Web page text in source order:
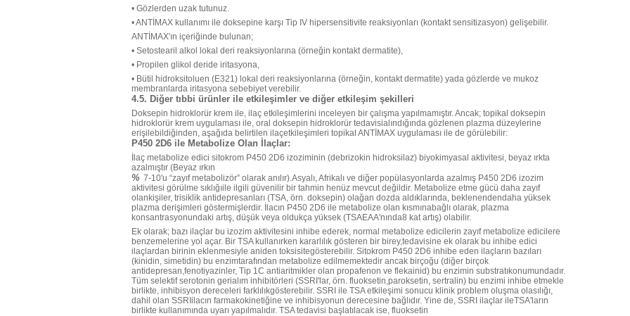
• Gözlerden uzak tutunuz.
• ANTİMAX kullanımı ile doksepine karşı Tip IV hipersensitivite reaksiyonları (kontakt sensitizasyon) gelişebilir.
ANTİMAX'ın içeriğinde bulunan;
• Setostearil alkol lokal deri reaksiyonlarına (örneğin kontakt dermatite),
• Propilen glikol deride iritasyona,
• Bütil hidroksitoluen (E321) lokal deri reaksiyonlarına (örneğin, kontakt dermatite) yada gözlerde ve mukoz
membranlarda iritasyona sebebiyet verebilir.
4.5. Diğer tıbbi ürünler ile etkileşimler ve diğer etkileşim şekilleri
Doksepin hidroklorür krem ile, ilaç etkileşimlerini inceleyen bir çalışma yapılmamıştır. Ancak; topikal doksepin
hidroklorür krem uygulaması ile, oral doksepin hidroklorür tedavisialındığında gözlenen plazma düzeylerine
erişilebildiğinden, aşağıda belirtilen ilaçetkileşimleri topikal ANTİMAX uygulaması ile de görülebilir:
P450 2D6 ile Metabolize Olan İlaçlar:
İlaç metabolize edici sitokrom P450 2D6 izoziminin (debrizokin hidroksilaz) biyokimyasal aktivitesi, beyaz ırkta
azalmıştır (Beyaz ırkın
% 7-10'u “zayıf metabolizör” olarak anılır).Asyalı, Afrikalı ve diğer popülasyonlarda azalmış P450 2D6 izozim
aktivitesi görülme sıklığıile ilgili güvenilir bir tahmin henüz mevcut değildir. Metabolize etme gücü daha zayıf
olankişiler, trisiklik antidepresanları (TSA, örn. doksepin) olağan dozda aldıklarında, beklenendendaha yüksek
plazma derişimleri göstermişlerdir. İlacın P450 2D6 ile metabolize olan kısmınabağlı olarak, plazma
konsantrasyonundaki artış, düşük veya oldukça yüksek (TSAEAA'nında8 kat artış) olabilir.
Ek olarak; bazı ilaçlar bu izozim aktivitesini inhibe ederek, normal metabolize edicilerin zayıf metabolize edicilere
benzemelerine yol açar. Bir TSA kullanırken kararlılık gösteren bir birey,tedavisine ek olarak bu inhibe edici
ilaçlardan birinin eklenmesiyle aniden toksisitegösterebilir. Sitokrom P450 2D6 inhibe eden ilaçların bazıları
(kinidin, simetidin) bu enzimtarafından metabolize edilmemektedir ancak birçoğu (diğer birçok
antidepresan,fenotiyazinler, Tip 1C antiaritmikler olan propafenon ve flekainid) bu enzimin substratıkonumundadır.
Tüm selektif serotonin gerialım inhibitörleri (SSRI'lar, örn. fluoksetin,paroksetin, sertralin) bu enzimi inhibe etmekle
birlikte, inhibisyon dereceleri farklılıkgösterebilir. SSRI ile TSA etkileşimi sonucu klinik problem oluşma olasılığı,
dahil olan SSRIilacın farmakokinetiğine ve inhibisyonun derecesine bağlıdır. Yine de, SSRI ilaçlar ileTSA'ların
birlikte kullanımında uyarı yapılmalıdır. TSA tedavisi başlatılacak ise, fluoksetin